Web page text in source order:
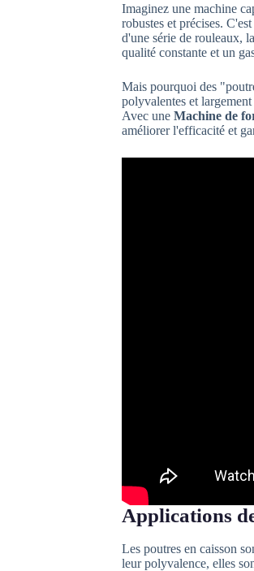
Imaginez une machine
robustes et précises.
d'une série de rouleaux,
qualité constante et un
Mais pourquoi des
polyvalentes et
Avec une Machine de
améliorer l'efficacité et
Applications
Les poutres en caisson
leur polyvalence, elles